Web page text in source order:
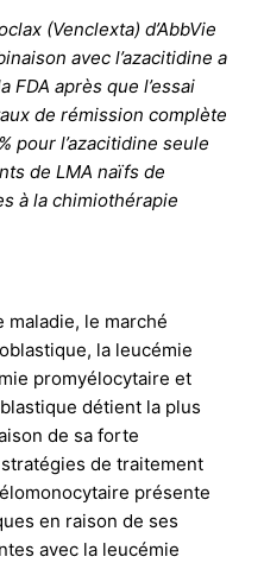
(Venclexta) d’AbbVie
avec l’azacitidine a
FDA après que l’essai
de rémission complète
pour l’azacitidine seule
de LMA naïfs de
à la chimiothérapie
le marché
la leucémie
promyélocytaire et
détient la plus
de sa forte
de traitement
présente
en raison de ses
avec la leucémie